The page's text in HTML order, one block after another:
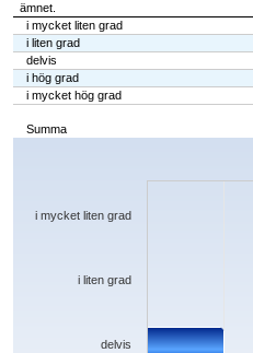
ämnet.
i mycket liten grad
i liten grad
delvis
i hög grad
i mycket hög grad
Summa
Chart
The chart has 1 X axis displaying categories.
delvis
i liten grad
i mycket liten grad